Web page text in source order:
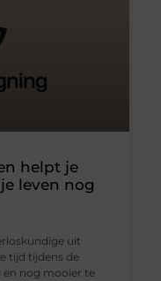
helpt je
leven nog
uit
tijd tijdens de
en nog mooier te